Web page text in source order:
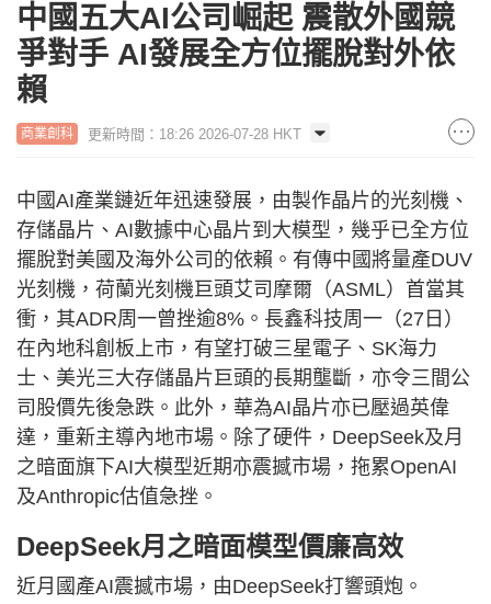
中國五大AI公司崛起 震散外國競
爭對手 AI發展全方位擺脫對外依
賴
商業創科 更新時間：18:26 2026-07-28 HKT
中國AI產業鏈近年迅速發展，由製作晶片的光刻機、
存儲晶片、AI數據中心晶片到大模型，幾乎已全方位
擺脫對美國及海外公司的依賴。有傳中國將量產DUV
光刻機，荷蘭光刻機巨頭艾司摩爾（ASML）首當其
衝，其ADR周一曾挫逾8%。長鑫科技周一（27日）
在內地科創板上市，有望打破三星電子、SK海力
士、美光三大存儲晶片巨頭的長期壟斷，亦令三間公
司股價先後急跌。此外，華為AI晶片亦已壓過英偉
達，重新主導內地市場。除了硬件，DeepSeek及月
之暗面旗下AI大模型近期亦震撼市場，拖累OpenAI
及Anthropic估值急挫。
DeepSeek月之暗面模型價廉高效
近月國產AI震撼市場，由DeepSeek打響頭炮。